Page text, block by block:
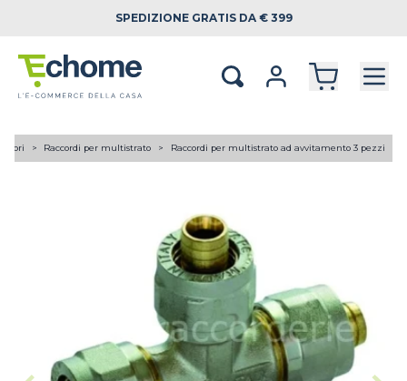
SPEDIZIONE GRATIS DA € 399
Raccordi per multistrato Raccordi per multistrato ad avvitamento 3 pezzi